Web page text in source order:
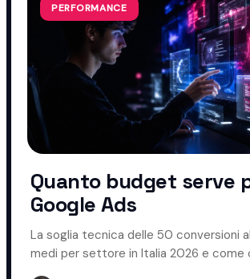
PERFORMANCE
Quanto budget serve
Google Ads
La soglia tecnica delle 50 conversioni
medi per settore in Italia 2026 e come